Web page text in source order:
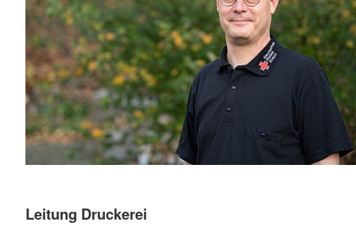
Leitung Druckerei